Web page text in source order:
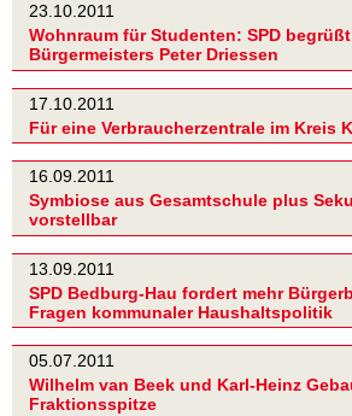
23.10.2011
Wohnraum für Studenten: SPD
Bürgermeisters Peter Driessen
17.10.2011
Für eine Verbraucherzentrale im Kreis
16.09.2011
Symbiose aus Gesamtschule plus
vorstellbar
13.09.2011
SPD Bedburg-Hau fordert mehr
Fragen kommunaler Haushaltspolitik
05.07.2011
Wilhelm van Beek und Karl-Heinz
Fraktionsspitze